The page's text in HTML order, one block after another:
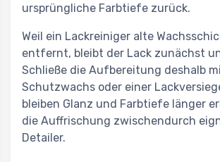
ursprüngliche Farbtiefe zurück.
Weil ein Lackreiniger alte
entfernt, bleibt der Lack zunächst
Schließe die Aufbereitung deshalb
Schutzwachs oder einer
bleiben Glanz und Farbtiefe länger
die Auffrischung zwischendurch
Detailer.